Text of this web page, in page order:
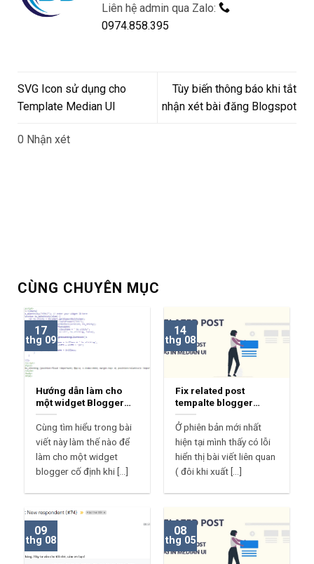
Liên hệ admin qua Zalo:
0974.858.395
SVG Icon sử dụng cho
Template Median UI
Tùy biến thông báo khi tắt
nhận xét bài đăng Blogspot
0 Nhận xét
CÙNG CHUYÊN MỤC
Hướng dẫn làm cho
một widget Blogger
Sticky
Cùng tìm hiểu trong bài
viết này làm thế nào để
làm cho một widget
blogger cố định khi [...]
17
thg 09
Fix related post
tempalte blogger
median ui 1.7
Ở phiên bản mới nhất
hiện tại mình thấy có lỗi
hiển thị bài viết liên quan
( đôi khi xuất [...]
14
thg 08
09
thg 08
08
thg 05